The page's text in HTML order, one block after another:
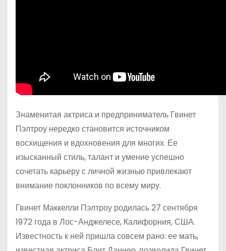
Знаменитая актриса и предприниматель Гвинет
Пэлтроу нередко становится источником
восхищения и вдохновения для многих. Ее
изысканный стиль, талант и умение успешно
сочетать карьеру с личной жизнью привлекают
внимание поклонников по всему миру.
Гвинет Маккелли Пэлтроу родилась 27 сентября
1972 года в Лос-Анджелесе, Калифорния, США.
Известность к ней пришла совсем рано: ее мать,